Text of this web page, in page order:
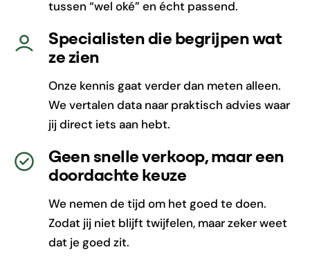
tussen “wel oké” en écht passend.
Specialisten die begrijpen wat
ze zien
Onze kennis gaat verder dan meten alleen.
We vertalen data naar praktisch advies waar
jij direct iets aan hebt.
Geen snelle verkoop, maar een
doordachte keuze
We nemen de tijd om het goed te doen.
Zodat jij niet blijft twijfelen, maar zeker weet
dat je goed zit.